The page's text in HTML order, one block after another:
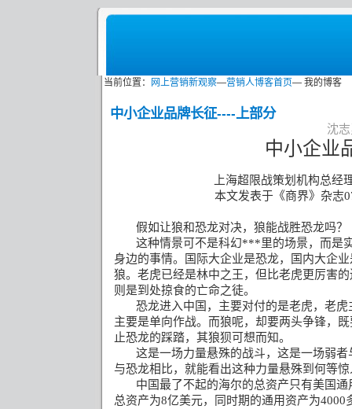
当前位置： 网上营销新观察—营销人博客首页— 我的博客
中小企业品牌长征----上部分
沈
中小企业
上海超限战策划机构总经
本文发表于《商界》杂志
假如让狼和恐龙对决，狼能战胜恐龙吗？
这种情景可不是科幻***里的场景，而是
身边的事情。国际大企业是恐龙，国内大企
狼。老虎已经是林中之王，但比老虎更厉害
则是到处掠食的亡命之徒。
恐龙进入中国，主要对付的是老虎，老
主要是单向作战。而狼呢，却要两头争锋，
止恐龙的踩踏，其狼狈可想而知。
这是一场力量悬殊的战斗，这是一场弱
与恐龙相比，就能看出这种力量悬殊到何等
中国最了不起的海尔的总资产只有美国通
总资产为8亿美元，同时期的通用资产为4000